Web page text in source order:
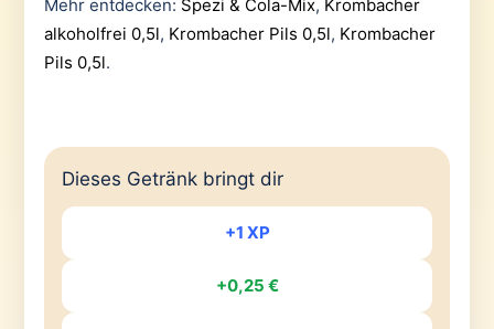
Mehr entdecken: Spezi & Cola-Mix, Krombacher
alkoholfrei 0,5l, Krombacher Pils 0,5l, Krombacher
Pils 0,5l.
Dieses Getränk bringt dir
+1 XP
+0,25 €